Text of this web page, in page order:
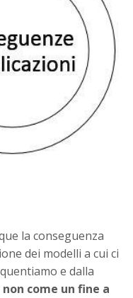
la conseguenza
dei modelli a cui ci
e dalla
come un fine a